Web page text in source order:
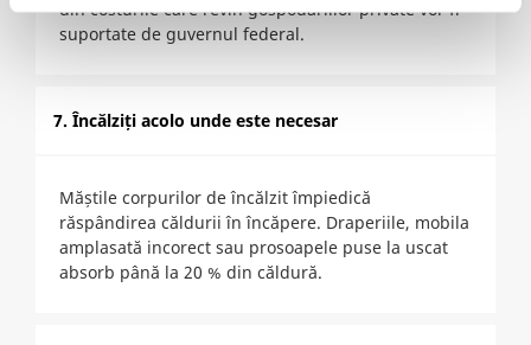
din costurile care revin gospodăriilor private vor fi
suportate de guvernul federal.
7. Încălziți acolo unde este necesar
Măștile corpurilor de încălzit împiedică
răspândirea căldurii în încăpere. Draperiile, mobila
amplasată incorect sau prosoapele puse la uscat
absorb până la 20 % din căldură.